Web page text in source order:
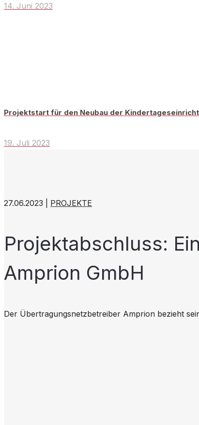
14. Juni 2023
Projektstart für den Neubau der
19. Juli 2023
27.06.2023 | PROJEKTE
Projektabschluss:
Amprion GmbH
Der Übertragungsnetzbetreiber Amprion bezieht